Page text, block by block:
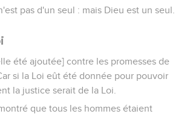
pas d'un seul : mais Dieu est un seul.
été ajoutée] contre les promesses de
si la Loi eût été donnée pour pouvoir
la justice serait de la Loi.
que tous les hommes étaient